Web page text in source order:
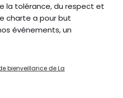
la tolérance, du respect et
charte a pour but
événements, un
bienveillance de La